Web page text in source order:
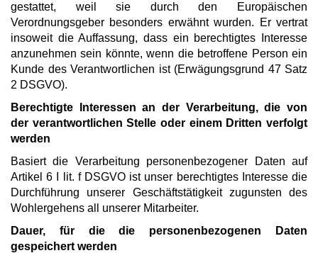
gestattet, weil sie durch den Europäischen
Verordnungsgeber besonders erwähnt wurden. Er vertrat
insoweit die Auffassung, dass ein berechtigtes Interesse
anzunehmen sein könnte, wenn die betroffene Person ein
Kunde des Verantwortlichen ist (Erwägungsgrund 47 Satz
2 DSGVO).
Berechtigte Interessen an der Verarbeitung, die von
der verantwortlichen Stelle oder einem Dritten verfolgt
werden
Basiert die Verarbeitung personenbezogener Daten auf
Artikel 6 I lit. f DSGVO ist unser berechtigtes Interesse die
Durchführung unserer Geschäftstätigkeit zugunsten des
Wohlergehens all unserer Mitarbeiter.
Dauer, für die die personenbezogenen Daten
gespeichert werden